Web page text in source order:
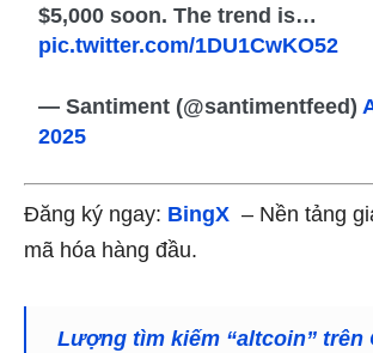
$5,000 soon. The trend is…
pic.twitter.com/1DU1CwKO52
— Santiment (@santimentfeed)
2025
Đăng ký ngay: BingX – Nền tảng
mã hóa hàng đầu.
Lượng tìm kiếm “altcoin” trên